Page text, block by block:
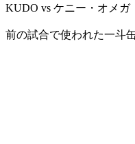
KUDO vs ケニー・オメガ
前の試合で使われた一斗